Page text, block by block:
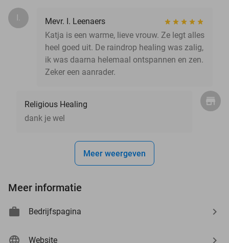
I.
Mevr. I. Leenaers
Katja is een warme, lieve vrouw. Ze legt alles
heel goed uit. De raindrop healing was zalig,
ik was daarna helemaal ontspannen en zen.
Zeker een aanrader.
Religious Healing
dank je wel
Meer weergeven
Meer informatie
Bedrijfspagina
Website